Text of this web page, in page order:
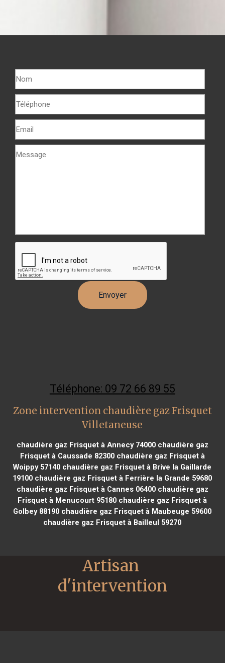
Téléphone: 09 72 66 89 55
Zone intervention chaudière gaz Frisquet
Villetaneuse
chaudière gaz Frisquet à Annecy 74000chaudière gaz
Frisquet à Caussade 82300chaudière gaz Frisquet à
Woippy 57140 chaudière gaz Frisquet à Brive la Gaillarde
19100 chaudière gaz Frisquet à Ferrière la Grande 59680
chaudière gaz Frisquet à Cannes 06400chaudière gaz
Frisquet à Menucourt 95180 chaudière gaz Frisquet à
Golbey 88190 chaudière gaz Frisquet à Maubeuge 59600
chaudière gaz Frisquet à Bailleul 59270
Artisan
d'intervention